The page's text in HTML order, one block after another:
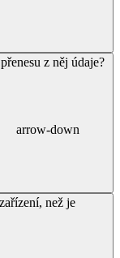
z něj údaje?
arrow-down
než je